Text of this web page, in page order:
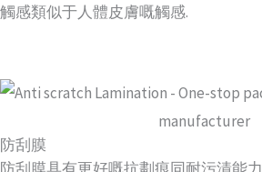
觸感類似于人體皮膚嘅觸感.
防刮膜